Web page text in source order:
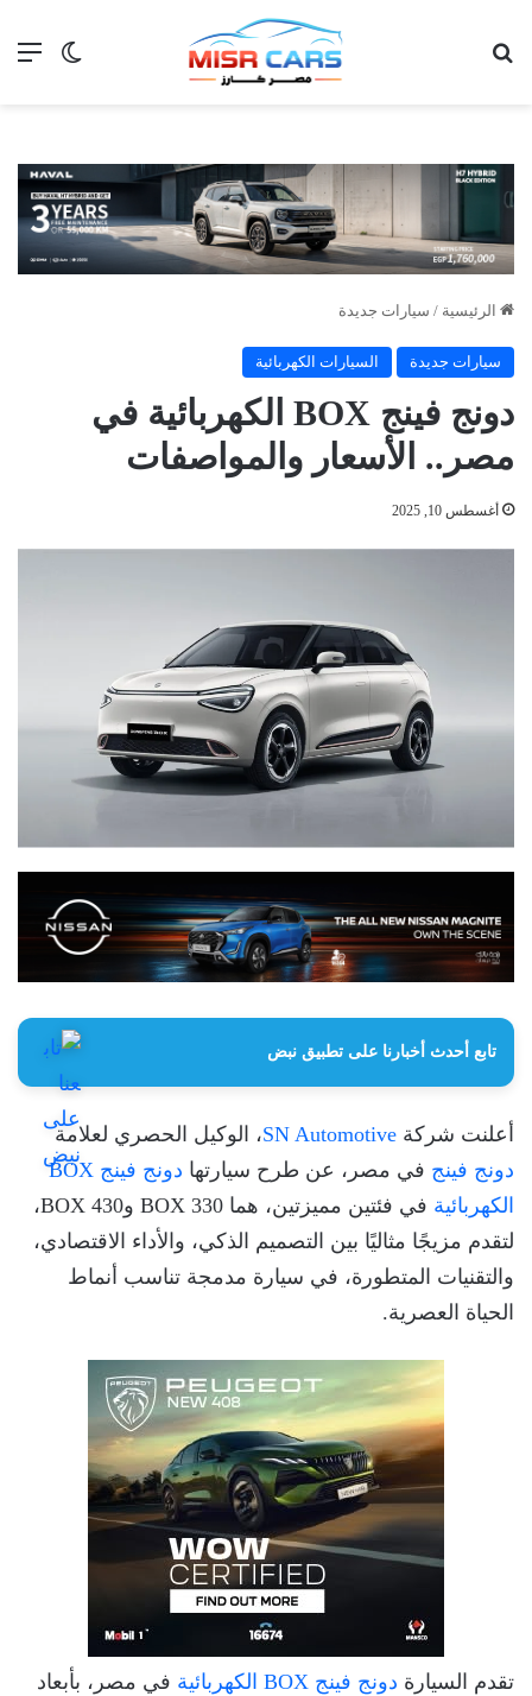
الوضع
الرئيسية / سيارات جديدة
سيارات جديدة السيارات الكهربائية
دونج فينج BOX الكهربائية في
مصر.. الأسعار والمواصفات
أغسطس 10, 2025
تابع أحدث أخبارنا على تطبيق نبض
أعلنت شركة SN Automotive، الوكيل الحصري لعلامة
دونج فينج في مصر، عن طرح سيارتها
دونج فينج BOX
الكهربائية
في فئتين مميزتين، هما BOX 330 وBOX 430،
لتقدم مزيجًا مثاليًا بين التصميم الذكي، والأداء الاقتصادي،
والتقنيات المتطورة، في سيارة مدمجة تناسب أنماط
الحياة العصرية.
تقدم السيارة دونج فينج BOX الكهربائية
في مصر، بأبعاد